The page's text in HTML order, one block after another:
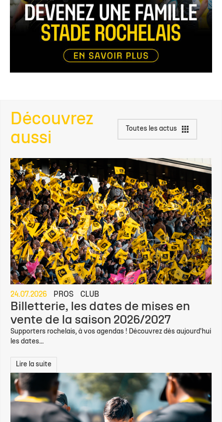
Découvrez
aussi
Toutes les actus
24.07.2026 PROS CLUB
Billetterie, les dates de mises en
vente de la saison 2026/2027
Supporters rochelais, à vos agendas ! Découvrez dès aujourd'hui
les dates...
Lire la suite